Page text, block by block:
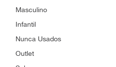
Masculino
Infantil
Nunca Usados
Outlet